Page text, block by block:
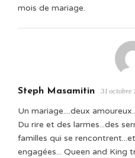
mois de mariage.
Steph Masamitin 31 octobre
Un mariage....deux
Du rire et des larmes...des
familles qui se
engagées... Queen and King